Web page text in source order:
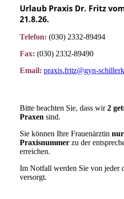
Urlaub Praxis Dr. Fritz
21.8.26.
Telefon: (030) 2332-89494
Fax: (030) 2332-89490
Email: praxis.fritz@gyn-
Bitte beachten Sie, dass wir2
Praxen sind.
Sie können Ihre Frauenärztin
Praxisnummer zu der
erreichen.
Im Notfall werden Sie von jeder
versorgt.